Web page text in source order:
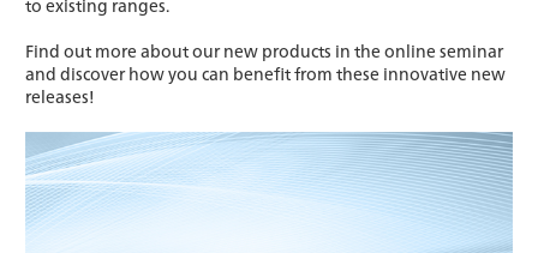
Find out more about our new products in the online seminar
and discover how you can benefit from these innovative new
releases!